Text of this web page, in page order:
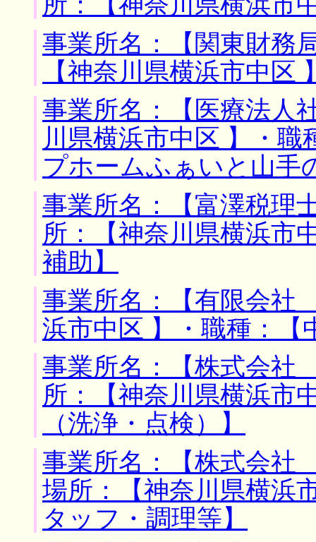
事業所名：【関東財務
【神奈川県横浜市中区
事業所名：【医療法人
川県横浜市中区 】・
プホームふぁいと山手
事業所名：【富澤税
所：【神奈川県横浜市
補助】
事業所名：【有限会社
浜市中区 】・職種：【
事業所名：【株式会
所：【神奈川県横浜市
（洗浄・点検）】
事業所名：【株式会
場所：【神奈川県横浜
タッフ・調理等】